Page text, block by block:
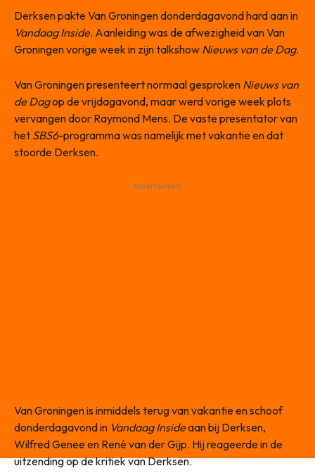
Derksen pakte Van Groningen donderdagavond hard aan in
Vandaag Inside. Aanleiding was de afwezigheid van Van
Groningen vorige week in zijn talkshow Nieuws van de Dag.
Van Groningen presenteert normaal gesproken Nieuws van
de Dagop de vrijdagavond, maar werd vorige week plots
vervangen door Raymond Mens. De vaste presentator van
het SBS6-programma was namelijk met vakantie en dat
stoorde Derksen.
- Advertisement -
Van Groningen is inmiddels terug van vakantie en schoof
donderdagavond in Vandaag Insideaan bij Derksen,
Wilfred Genee en René van der Gijp. Hij reageerde in de
uitzending op de kritiek van Derksen.